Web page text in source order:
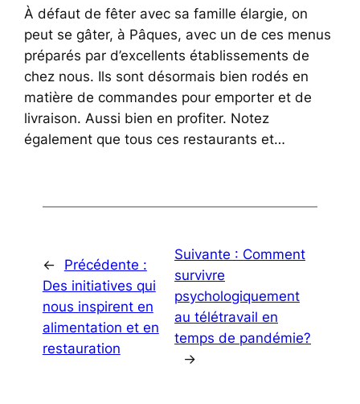
À défaut de fêter avec sa famille élargie, on
peut se gâter, à Pâques, avec un de ces menus
préparés par d’excellents établissements de
chez nous. Ils sont désormais bien rodés en
matière de commandes pour emporter et de
livraison. Aussi bien en profiter. Notez
également que tous ces restaurants et…
←
Précédente :
Des initiatives qui
nous inspirent en
alimentation et en
restauration
Suivante : Comment
survivre
psychologiquement
au télétravail en
temps de pandémie?
→